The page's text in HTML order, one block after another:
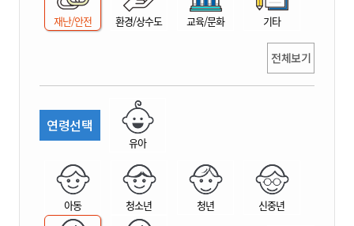
재난/안전 환경/상수도 교육/문화 기타
전체보기
연령선택
유아
아동 청소년 청년 신중년